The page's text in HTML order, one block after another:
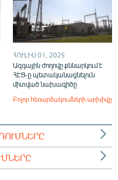
ՀՈՒԼԻՍ 01, 2025
Ազգային ժողովը քննարկում է
ՀԷՑ-ը պետականացնելուն
միտված նախագիծը
Բոլոր հեռարձակումների արխիվը